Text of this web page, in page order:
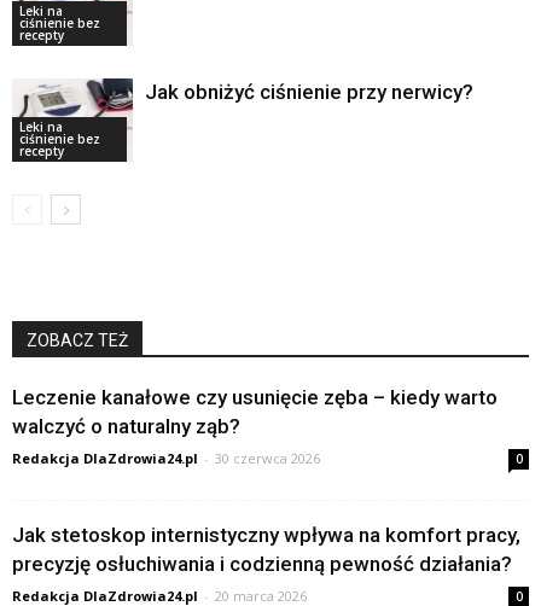
Leki na
ciśnienie bez
recepty
Leki na
ciśnienie bez
recepty
Jak obniżyć ciśnienie przy nerwicy?
ZOBACZ TEŻ
Leczenie kanałowe czy usunięcie zęba – kiedy warto
walczyć o naturalny ząb?
Redakcja DlaZdrowia24.pl - 30 czerwca 2026 0
Jak stetoskop internistyczny wpływa na komfort pracy,
precyzję osłuchiwania i codzienną pewność działania?
Redakcja DlaZdrowia24.pl - 20 marca 2026 0